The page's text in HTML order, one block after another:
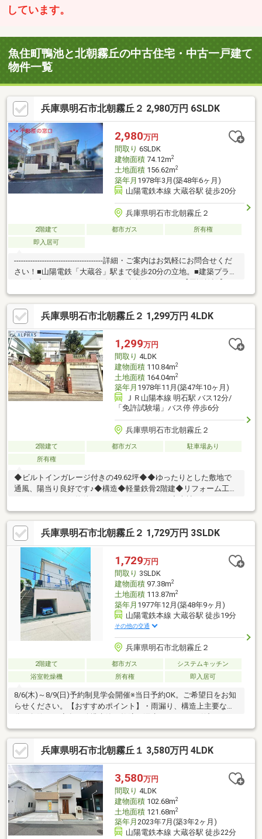
しています。
魚住町鴨池と北朝霧丘の中古住宅・中古一戸建て
物件一覧
兵庫県明石市北朝霧丘２ 2,980万円 6SLDK
2,980万円
間取り 6SLDK
建物面積74.12m2
土地面積156.62m2
築年月 1978年3月(築48年6ヶ月)
山陽電鉄本線 大蔵谷駅 徒歩20分
兵庫県明石市北朝霧丘２
2階建て 都市ガス
所有権
即入居可
--------------------------------------詳細・ご案内はお気軽にお問合せくだ
さい！■山陽電鉄「大蔵谷」駅まで徒歩20分の立地。■建築プラン
のご提案も可能です。お気軽にご相談ください。【周辺施設】・
人丸小学校・・・・徒歩14分（約1100ｍ）・大蔵中学校・・・徒
歩4分（約300ｍ）・小西屋太寺店・・・・徒歩9分（約650ｍ）・
人丸幼稚園・・・徒歩14分（約1100ｍ）・あさぎり病院・・・徒
歩13分（約1000ｍ）・コープ大蔵谷・・・徒歩10分（約800ｍ）
兵庫県明石市北朝霧丘２ 1,299万円 4LDK
1,299万円
間取り 4LDK
建物面積110.84m2
土地面積164.04m2
築年月 1978年11月(築47年10ヶ月)
ＪＲ山陽本線 明石駅 バス12分/
「免許試験場」バス停 停歩6分
兵庫県明石市北朝霧丘２
2階建て 都市ガス
駐車場あり
所有権
◆ビルトインガレージ付きの49.62坪◆◆ゆったりとした敷地で
通風、陽当り良好です♪◆構造◆軽量鉄骨2階建◆リフォーム工事
ーション、リフォーム工事など打ち合わせも可能です♪▼学校・人
丸小学校 徒歩約15分・大蔵中学校 徒歩約7分▼周辺施設・
小西屋 太寺店 徒歩約11分・コープ大蔵谷 徒歩約12分・サン
ドラッグ明石東野店 徒歩約8分・セブンイレブン明石荷山町店
徒歩約9分・有瀬幼稚園 徒歩約11分・あさぎり病院 徒歩約11
分・大蔵海岸 車約8分
兵庫県明石市北朝霧丘２ 1,729万円 3SLDK
1,729万円
間取り 3SLDK
建物面積97.38m2
土地面積113.87m2
築年月 1977年12月(築48年9ヶ月)
山陽電鉄本線 大蔵谷駅 徒歩19分
その他の交通
兵庫県明石市北朝霧丘２
2階建て 都市ガス
システムキッチン
浴室乾燥機
所有権 即入居可
8/6(木)～8/9(日)予約制見学会開催※当日予約OK。ご希望日をお知
らせください。【おすすめポイント】・雨漏り、構造上主要な部
分の欠陥や・腐食、給排水管の故障や漏水についてお引渡しより
２年間保証・シロアリ防除工事施工後5年間保証・新品の照明器具
設置済なので入居後にすぐに生活が始められます・返済額や融資
可能額など、お客様のご希望にあわせてご提案。住宅ローンが初
めての方でもお気軽にご相談ください【周辺施設】・人丸小学校
1200ｍ（徒歩15分）・大蔵谷中学校450ｍ（徒歩6分）・マルア
イ 有瀬店様650ｍ（徒歩9分）・ファミリーマート神戸有瀬店様
500ｍ（徒歩7分
兵庫県明石市北朝霧丘１ 3,580万円 4LDK
3,580万円
間取り 4LDK
建物面積102.68m2
土地面積121.68m2
築年月 2023年7月(築3年2ヶ月)
山陽電鉄本線 大蔵谷駅 徒歩22分